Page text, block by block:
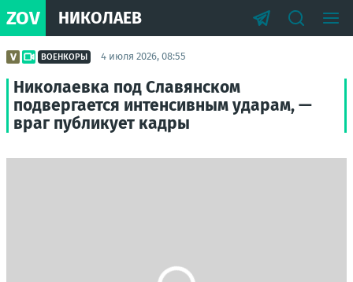
ZOV НИКОЛАЕВ
ВОЕНКОРЫ 4 июля 2026, 08:55
Николаевка под Славянском
подвергается интенсивным ударам, —
враг публикует кадры